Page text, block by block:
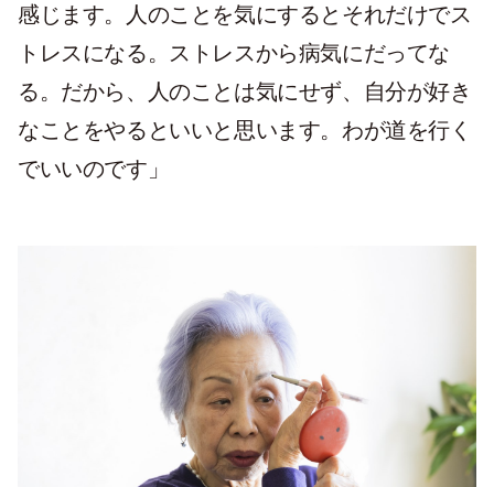
感じます。人のことを気にするとそれだけでス
トレスになる。ストレスから病気にだってな
る。だから、人のことは気にせず、自分が好き
なことをやるといいと思います。わが道を行く
でいいのです」